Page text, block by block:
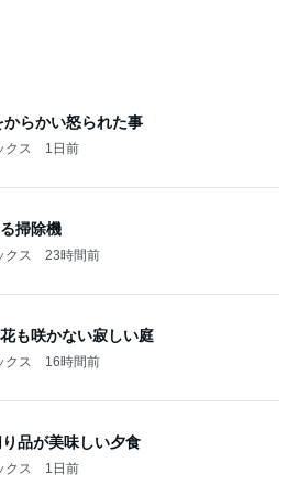
からかい怒られた事
クス 1日前
掃除機
クス 23時間前
も咲かない寂しい庭
クス 16時間前
品が美味しい夕食
クス 1日前